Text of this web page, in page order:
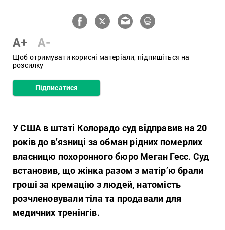
A+ A-
Щоб отримувати корисні матеріали, підпишіться на
розсилку
Підписатися
У США в штаті Колорадо суд відправив на 20
років до в’язниці за обман рідних померлих
власницю похоронного бюро Меган Гесс. Суд
встановив, що жінка разом з матір’ю брали
гроші за кремацію з людей, натомість
розчленовували тіла та продавали для
медичних тренінгів.